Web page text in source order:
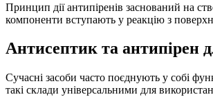
Принцип дії антипіренів заснований на
компоненти вступають у реакцію з
Антисептик та антипірен
Сучасні засоби часто поєднують у собі
такі склади універсальними для